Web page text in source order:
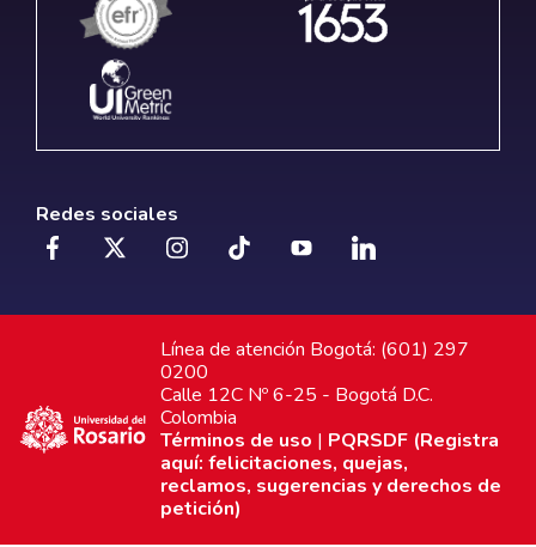
Redes sociales
Línea de atención Bogotá: (601) 297
0200
Calle 12C Nº 6-25 - Bogotá D.C.
Colombia
Términos de uso | PQRSDF (Registra
aquí: felicitaciones, quejas,
reclamos, sugerencias y derechos de
petición)